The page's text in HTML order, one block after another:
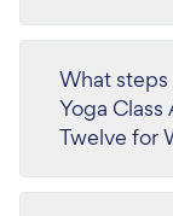
What
Yoga
Twelve for